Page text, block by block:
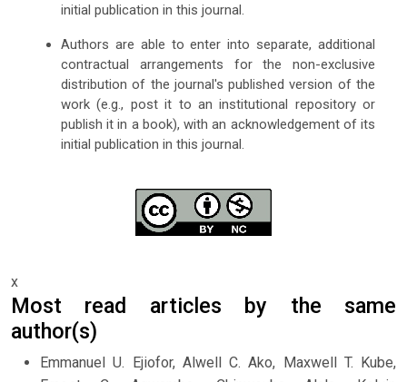
initial publication in this journal.
Authors are able to enter into separate, additional
contractual arrangements for the non-exclusive
distribution of the journal's published version of the
work (e.g., post it to an institutional repository or
publish it in a book), with an acknowledgement of its
initial publication in this journal.
x
Most read articles by the same
author(s)
Emmanuel U. Ejiofor, Alwell C. Ako, Maxwell T. Kube,